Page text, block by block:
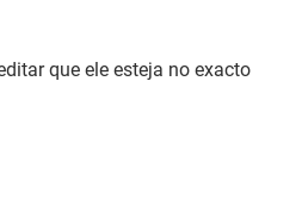
que ele esteja no exacto